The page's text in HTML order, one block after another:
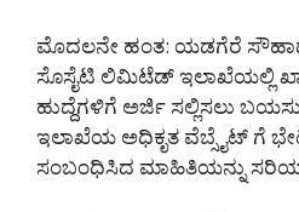
ಮೊದಲನೇ ಹಂತ: ಯಡಗೆರೆ
ಸೊಸೈಟಿ ಲಿಮಿಟೆಡ್ ಇಲಾಖೆಯಲ್ಲಿ
ಹುದ್ದೆಗಳಿಗೆ ಅರ್ಜಿ ಸಲ್ಲಿಸಲು
ಇಲಾಖೆಯ ಅಧಿಕೃತ ವೆಬ್ಸೈಟ್ ಗೆ
ಸಂಬಂಧಿಸಿದ ಮಾಹಿತಿಯನ್ನು